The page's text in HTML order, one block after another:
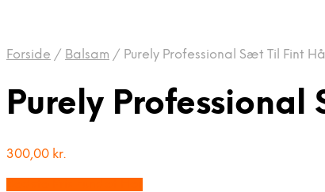
Forside / Balsam / Purely Professional Sæt Til Fint
Purely
300,00 kr.